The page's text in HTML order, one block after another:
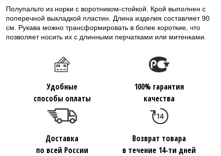
Полупальто из норки с воротником-стойкой. Крой выполнен с
поперечной выкладкой пластин. Длина изделия составляет 90
см. Рукава можно трансформировать в более короткие, что
позволяет носить их с длинными перчатками или митенками.
Удобные
способы оплаты
100% гарантия
качества
Доставка
по всей России
Возврат товара
в течение 14-ти дней